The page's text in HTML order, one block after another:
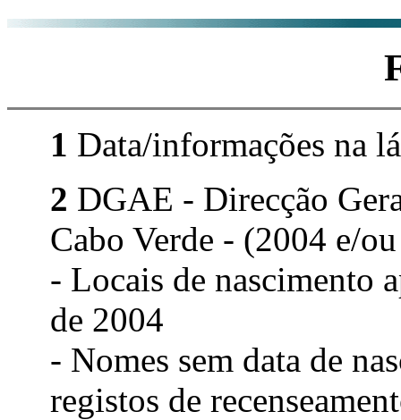
1 Data/informações na
2 DGAE - Direcção
Cabo Verde - (2004 e/
- Locais de nascimento
de 2004
- Nomes sem data de
registos de